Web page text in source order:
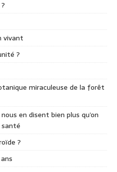
vivant
?
miraculeuse de la forêt
en disent bien plus qu’on
?